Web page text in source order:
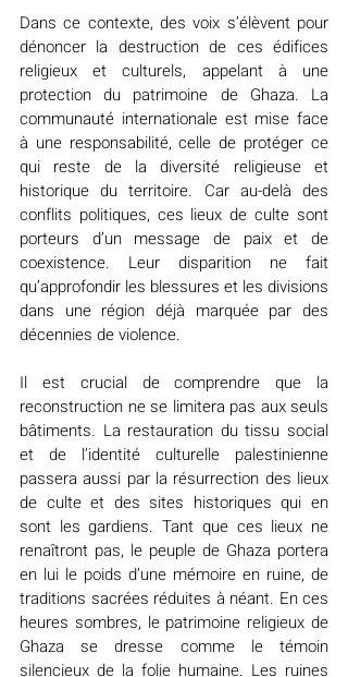
Dans ce contexte, des voix s’élèvent pour
dénoncer la destruction de ces édifices
religieux et culturels, appelant à une
protection du patrimoine de Ghaza. La
communauté internationale est mise face
à une responsabilité, celle de protéger ce
qui reste de la diversité religieuse et
historique du territoire. Car au-delà des
conflits politiques, ces lieux de culte sont
porteurs d’un message de paix et de
coexistence. Leur disparition ne fait
qu’approfondir les blessures et les divisions
dans une région déjà marquée par des
décennies de violence.
Il est crucial de comprendre que la
reconstruction ne se limitera pas aux seuls
bâtiments. La restauration du tissu social
et de l’identité culturelle palestinienne
passera aussi par la résurrection des lieux
de culte et des sites historiques qui en
sont les gardiens. Tant que ces lieux ne
renaîtront pas, le peuple de Ghaza portera
en lui le poids d’une mémoire en ruine, de
traditions sacrées réduites à néant. En ces
heures sombres, le patrimoine religieux de
Ghaza se dresse comme le témoin
silencieux de la folie humaine. Les ruines